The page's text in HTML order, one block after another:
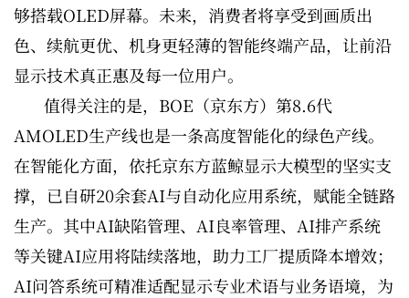
够搭载OLED屏幕。未来，消费者将享受到画质出
色、续航更优、机身更轻薄的智能终端产品，让前沿
显示技术真正惠及每一位用户。
值得关注的是，BOE（京东方）第8.6代
AMOLED生产线也是一条高度智能化的绿色产线。
在智能化方面，依托京东方蓝鲸显示大模型的坚实支
撑，已自研20余套AI与自动化应用系统，赋能全链路
生产。其中AI缺陷管理、AI良率管理、AI排产系统
等关键AI应用将陆续落地，助力工厂提质降本增效；
AI问答系统可精准适配显示专业术语与业务语境，为